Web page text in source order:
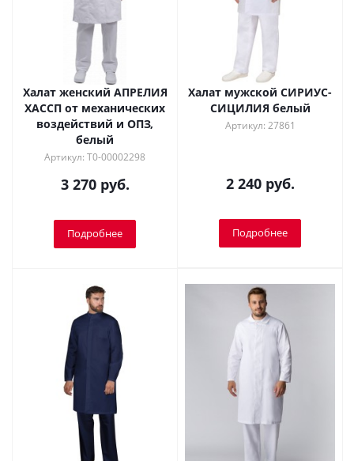
Халат женский АПРЕЛИЯ
ХАССП от механических
воздействий и ОПЗ,
белый
Артикул: Т0-00002298
3 270 руб.
Подробнее
Халат мужской СИРИУС-
СИЦИЛИЯ белый
Артикул: 27861
2 240 руб.
Подробнее